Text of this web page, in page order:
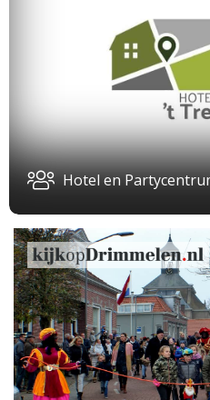
Hotel en